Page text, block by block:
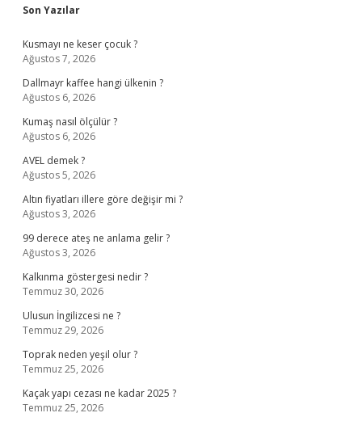
Sidebar
Son Yazılar
Kusmayı ne keser çocuk ?
Ağustos 7, 2026
Dallmayr kaffee hangi ülkenin ?
Ağustos 6, 2026
Kumaş nasıl ölçülür ?
Ağustos 6, 2026
AVEL demek ?
Ağustos 5, 2026
Altın fiyatları illere göre değişir mi ?
Ağustos 3, 2026
99 derece ateş ne anlama gelir ?
Ağustos 3, 2026
Kalkınma göstergesi nedir ?
Temmuz 30, 2026
Ulusun İngilizcesi ne ?
Temmuz 29, 2026
Toprak neden yeşil olur ?
Temmuz 25, 2026
Kaçak yapı cezası ne kadar 2025 ?
Temmuz 25, 2026